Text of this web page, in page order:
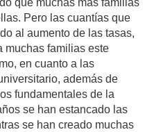
que muchas más familias
Pero las cuantías que
al aumento de las tasas,
muchas familias este
en cuanto a las
además de
fundamentales de la
se han estancado las
se han creado muchas